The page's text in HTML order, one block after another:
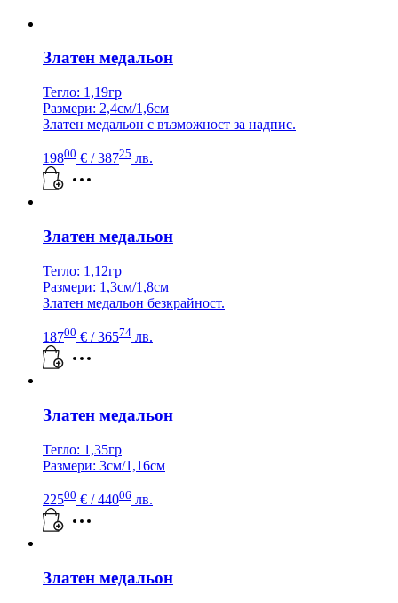
Златен медальон
Тегло: 1,19гр
Размери: 2,4см/1,6см
Златен медальон с възможност за надпис.
19800 € / 38725 лв.
Златен медальон
Тегло: 1,12гр
Размери: 1,3см/1,8см
Златен медальон безкрайност.
18700 € / 36574 лв.
Златен медальон
Тегло: 1,35гр
Размери: 3см/1,16см
22500 € / 44006 лв.
Златен медальон